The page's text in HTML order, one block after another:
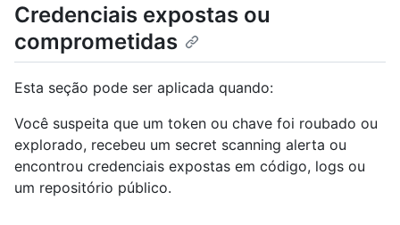
Credenciais expostas ou
comprometidas
Esta seção pode ser aplicada quando:
Você suspeita que um token ou chave foi roubado ou
explorado, recebeu um secret scanning alerta ou
encontrou credenciais expostas em código, logs ou
um repositório público.